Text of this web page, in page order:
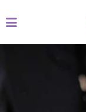
nach:
nach: